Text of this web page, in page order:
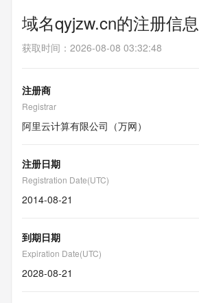
域名qyjzw.cn的注册信息
获取时间 ： 2026-08-08 03:32:48
注册商
Registrar
阿里云计算有限公司（万网）
注册日期
Registration Date(UTC)
2014-08-21
到期日期
Expiration Date(UTC)
2028-08-21